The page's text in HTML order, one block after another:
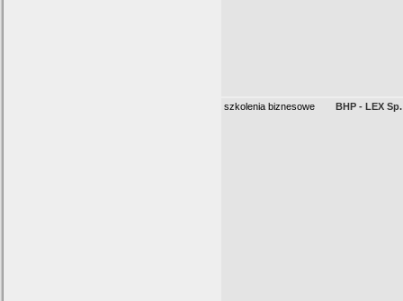
szkolenia biznesowe BHP - LEX